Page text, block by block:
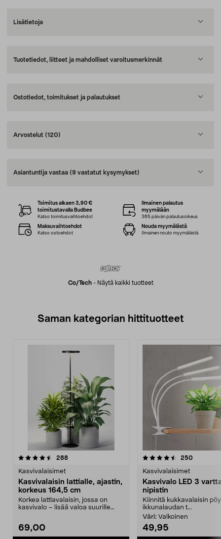
Lisätietoja
Tuotetiedot, liitteet ja mahdolliset varoitusmerkinnät
Ostotiedot, toimitukset ja palautukset
Arvostelut (120)
Asiantuntija vastaa (9 vastatut kysymykset)
Co/tech- Näytä kaikki tuotteet
Toimitus alkaen 3,90 €
toimitustavalla Budbee
Katso toimitusvaihtoehdot
Ilmainen palautus
myymälään
365 päivän palautusoikeus
Maksuvaihtoehdot
Katso ostoehdot
Nouda myymälästä
Ilmainen nouto myymälästä
Saman kategorian hittituotteet
288arvostelut
Kasvivalaisimet
Kasvivalaisin lattialle, ajastin,
korkeus 164,5 cm
Korkea lattiavalaisin, jossa on
kasvivalo – lisää valoa suurille
69,00
4.5 viidestä
250arvostelut
Kasvivalaisimet
Kasvivalo LED 3
nipistin
Kiinnitä kukkavalaisin
ikkunalaudan t...
Väri: Valkoinen
49,95
4.5 viidestä